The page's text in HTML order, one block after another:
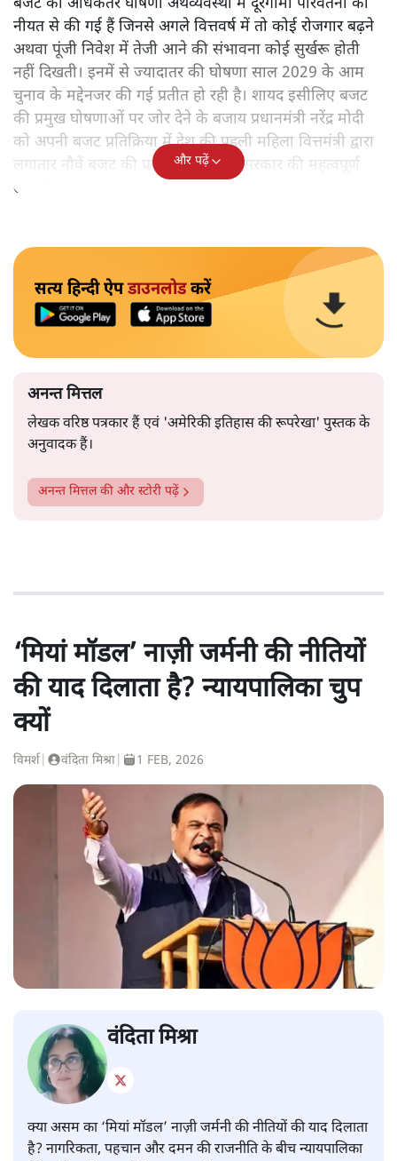
नीयत से की गई हैं जिनसे अगले वित्तवर्ष में तो कोई रोजगार बढ़ने
अथवा पूंजी निवेश में तेजी आने की संभावना कोई सुर्खरू होती
नहीं दिखती। इनमें से ज्यादातर की घोषणा साल 2029 के आम
चुनाव के मद्देनजर की गई प्रतीत हो रही है। शायद इसीलिए बजट
की प्रमुख घोषणाओं पर जोर देने के बजाय प्रधानमंत्री नरेंद्र मोदी
को अपनी बजट प्रतिक्रिया में देश की पहली महिला वित्तमंत्री द्वारा
लगातार नौवें बजट की प्रस्तुति को अपनी सरकार की महत्वपूर्ण
उपलब्धि बताने पर मजबूर होना पड़ा।
और पढ़ें
सत्य हिन्दी ऐपडाउनलोडकरें
अनन्त मित्तल
लेखक वरिष्ठ पत्रकार हैं एवं 'अमेरिकी इतिहास की रूपरेखा' पुस्तक के
अनुवादक हैं।
अनन्त मित्तलकी और स्टोरी पढ़ें
‘मियां मॉडल’ नाज़ी जर्मनी की नीतियों
की याद दिलाता है? न्यायपालिका चुप
क्यों
विमर्श वंदिता मिश्रा 1 FEB, 2026
वंदिता मिश्रा
क्या असम का ‘मियां मॉडल’ नाज़ी जर्मनी की नीतियों की याद दिलाता
है? नागरिकता, पहचान और दमन की राजनीति के बीच न्यायपालिका